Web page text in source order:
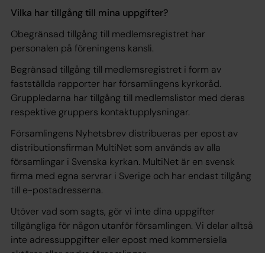
Vilka har tillgång till mina uppgifter?
Obegränsad tillgång till medlemsregistret har
personalen på föreningens kansli.
Begränsad tillgång till medlemsregistret i form av
fastställda rapporter har församlingens kyrkoråd.
Gruppledarna har tillgång till medlemslistor med deras
respektive gruppers kontaktupplysningar.
Församlingens Nyhetsbrev distribueras per epost av
distributionsfirman MultiNet som används av alla
församlingar i Svenska kyrkan. MultiNet är en svensk
firma med egna servrar i Sverige och har endast tillgång
till e-postadresserna.
Utöver vad som sagts, gör vi inte dina uppgifter
tillgängliga för någon utanför församlingen. Vi delar alltså
inte adressuppgifter eller epost med kommersiella